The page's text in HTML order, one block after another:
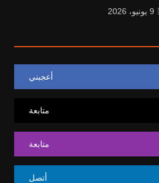
9 يونيو، 2026
أعجبني
متابعة
متابعة
أتصل